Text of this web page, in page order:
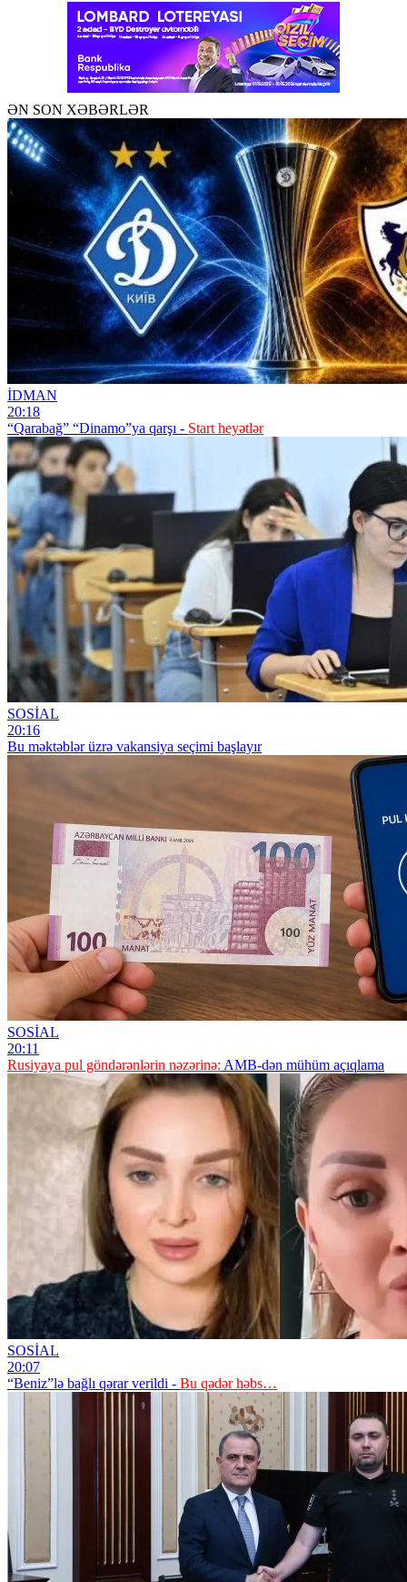
ƏN SON XƏBƏRLƏR
İDMAN
20:18
“Qarabağ” “Dinamo”ya qarşı - Start heyətlər
SOSİAL
20:16
Bu məktəblər üzrə vakansiya seçimi başlayır
SOSİAL
20:11
Rusiyaya pul göndərənlərin nəzərinə: AMB-dən mühüm açıqlama
SOSİAL
20:07
“Beniz”lə bağlı qərar verildi - Bu qədər həbs…